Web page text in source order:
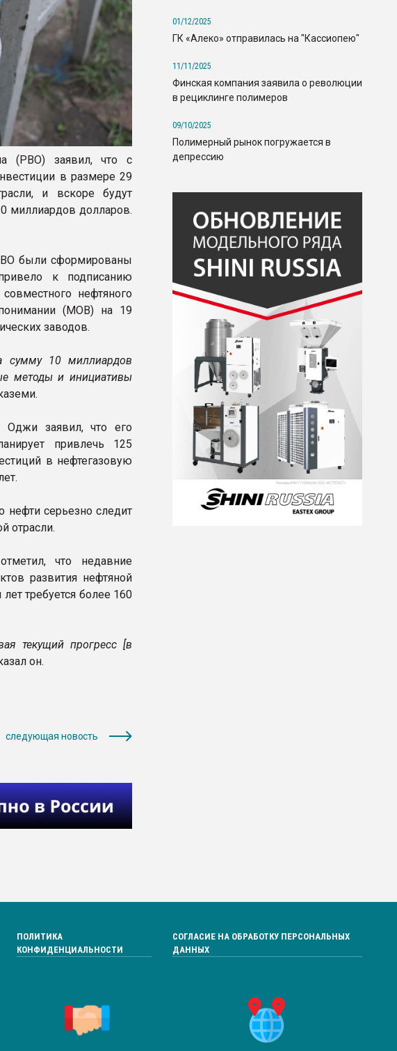
(PBO) заявил, что с
в размере 29
и вскоре будут
миллиардов долларов.
были сформированы
к подписанию
нефтяного
(МОВ) на 19
заводов.
сумму 10 миллиардов
методы и инициативы
заявил, что его
привлечь 125
в нефтегазовую
нефти серьезно следит
отрасли.
что недавние
развития нефтяной
требуется более 160
текущий прогресс [в
он.
следующая новость
01/12/2025
ГК «Алеко» отправилась на "Кассиопею"
11/11/2025
Финская компания заявила о революции
в рециклинге полимеров
09/10/2025
Полимерный рынок погружается в
депрессию
ПОЛИТИКА
КОНФИДЕНЦИАЛЬНОСТИ
СОГЛАСИЕ НА ОБРАБОТКУ ПЕРСОНАЛЬНЫХ
ДАННЫХ